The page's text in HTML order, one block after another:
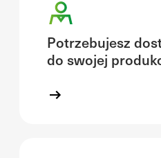
Potrzebujesz
do swojej